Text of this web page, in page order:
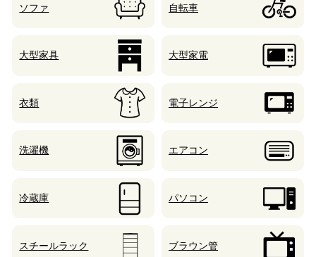
ソファ 自転車
大型家具 大型家電
衣類 電子レンジ
洗濯機 エアコン
冷蔵庫 パソコン
スチールラック ブラウン管